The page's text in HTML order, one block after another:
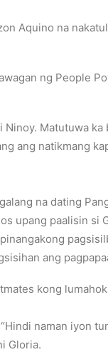
Aquino na
ng People
Matutuwa
ang natikmang
na dating
upang paalisin
ang
kong
naman iyon
Gloria.